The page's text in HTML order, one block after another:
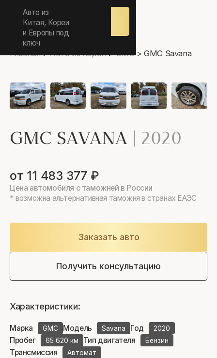
Авто из
Китая, Кореи
и Европы под
ключ
Оставить
заявку
Главная>Авто из Кореи>GMC>GMC Savana
GMC SAVANA | 2020
от 11 483 377 ₽
Цена автомобиля с таможней в России
* возможна альтернативная таможня в странах ЕАЭС
Заказать авто
Получить консультацию
Характеристики:
Марка GMC Модель Savana Год 2020
Пробег 65 620 км Тип двигателя Бензин
Трансмиссия Автомат